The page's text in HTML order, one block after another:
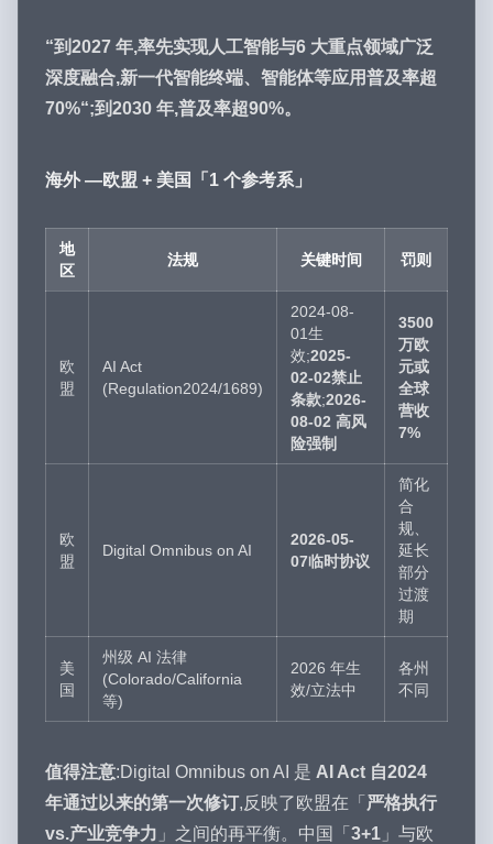
“到2027 年,率先实现人工智能与6 大重点领域广泛
深度融合,新一代智能终端、智能体等应用普及率超
70%“;到2030 年,普及率超90%。
海外 —欧盟 + 美国「1 个参考系」
地
区
法规 关键时间 罚则
欧
盟
AI Act
(Regulation2024/1689)
2024-08-
01生
效;2025-
02-02禁止
条款;2026-
08-02 高风
险强制
3500
万欧
元或
全球
营收
7%
欧
盟
Digital Omnibus on AI
2026-05-
07临时协议
简化
合
规、
延长
部分
过渡
期
美
国
州级 AI 法律
(Colorado/California
等)
2026 年生
效/立法中
各州
不同
值得注意:Digital Omnibus on AI 是 AI Act 自2024
年通过以来的第一次修订,反映了欧盟在「 严格执行
vs.产业竞争力 」之间的再平衡。中国「 3+1 」与欧